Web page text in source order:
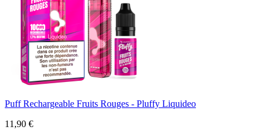
Puff Rechargeable Fruits Rouges - Pluffy Liquideo
11,90 €